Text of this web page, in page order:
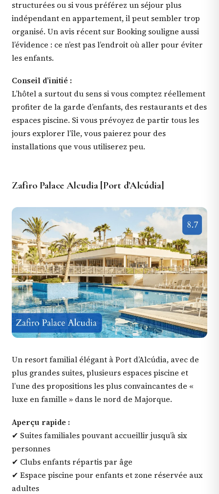
structurées ou si vous préférez un séjour plus
indépendant en appartement, il peut sembler trop
organisé. Un avis récent sur Booking souligne aussi
l’évidence : ce n’est pas l’endroit où aller pour éviter
les enfants.
Conseil d’initié :
L’hôtel a surtout du sens si vous comptez réellement
profiter de la garde d’enfants, des restaurants et des
espaces piscine. Si vous prévoyez de partir tous les
jours explorer l’île, vous paierez pour des
installations que vous utiliserez peu.
Zafiro Palace Alcudia [Port d’Alcúdia]
Un resort familial élégant à Port d’Alcúdia, avec de
plus grandes suites, plusieurs espaces piscine et
l’une des propositions les plus convaincantes de «
luxe en famille » dans le nord de Majorque.
Aperçu rapide :
✔ Suites familiales pouvant accueillir jusqu’à six
personnes
✔ Clubs enfants répartis par âge
✔ Espace piscine pour enfants et zone réservée aux
adultes